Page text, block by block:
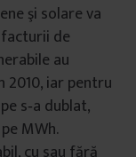
şi solare va
de
au
2010, iar pentru
s‑a dublat,
MWh.